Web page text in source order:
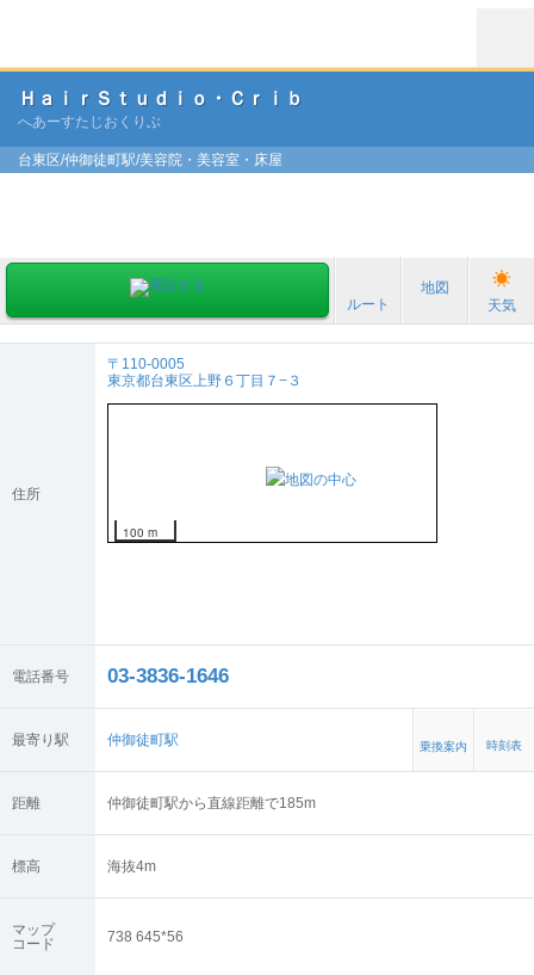
ＨａｉｒＳｔｕｄｉｏ・Ｃｒｉｂ
へあーすたじおくりぶ
台東区/仲御徒町駅/美容院・美容室・床屋
ルート
地図
天気
住所
〒110-0005
東京都台東区上野６丁目７−３
100 m
電話番号 03-3836-1646
最寄り駅 仲御徒町駅 乗換案内 時刻表
距離 仲御徒町駅から直線距離で185m
標高 海抜4m
マップ
コード
738 645*56